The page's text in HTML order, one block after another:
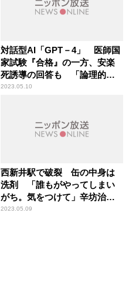
対話型AI「GPT－4」 医師国
家試験『合格』の一方、安楽
死誘導の回答も 「論理的に
は正解かもしれないが恐ろし
2023.05.10
西新井駅で破裂 缶の中身は
洗剤 「誰もがやってしまい
がち。気をつけて」辛坊治郎
が警鐘
2023.05.09